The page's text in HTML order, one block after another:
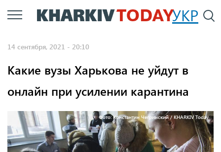
Перейти
к
УКР
14 сентября, 2021 - 20:10
Какие вузы Харькова не уйдут в
онлайн при усилении карантина
Фото: Константин Чегринский / KHARKIV Today